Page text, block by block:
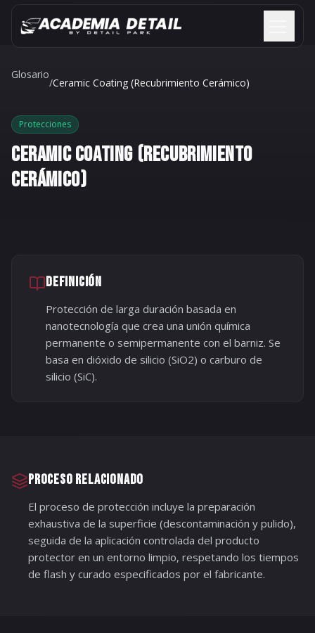
Glosario
/Ceramic Coating (Recubrimiento Cerámico)
Protecciones
CERAMIC COATING (RECUBRIMIENTO
CERÁMICO)
DEFINICIÓN
Protección de larga duración basada en
nanotecnología que crea una unión química
permanente o semipermanente con el barniz. Se
basa en dióxido de silicio (SiO2) o carburo de
silicio (SiC).
PROCESO RELACIONADO
El proceso de protección incluye la preparación
exhaustiva de la superficie (descontaminación y pulido),
seguida de la aplicación controlada del producto
protector en un entorno limpio, respetando los tiempos
de flash y curado especificados por el fabricante.